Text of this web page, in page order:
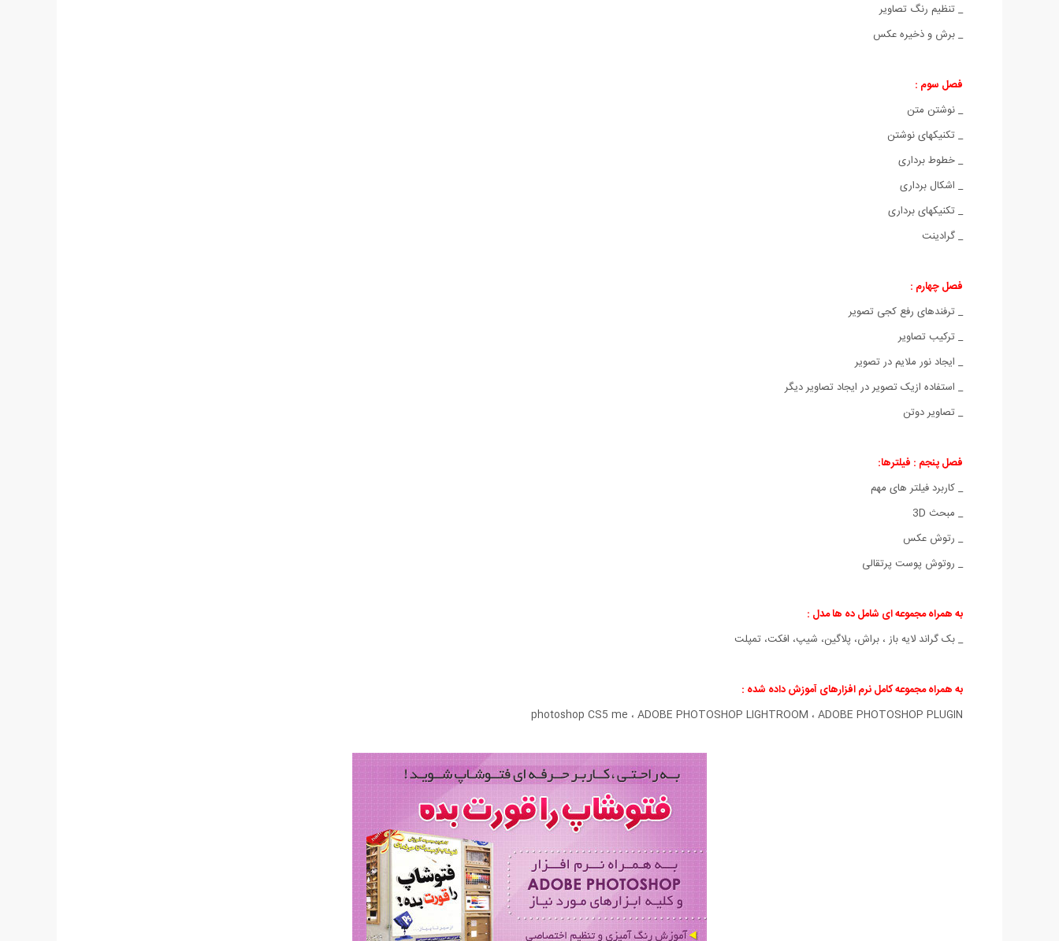
_ تنظیم رنگ تصاویر
_ برش و ذخیره عکس
فصل سوم :
_ نوشتن متن
_ تکنیکهای نوشتن
_ خطوط برداری
_ اشکال برداری
_ تکنیکهای برداری
_ گرادینت
فصل چهارم :
_ ترفندهای رفع کجی تصویر
_ ترکیب تصاویر
_ ایجاد نور ملایم در تصویر
_ استفاده ازیک تصویر در ایجاد تصاویر دیگر
_ تصاویر دوتن
فصل پنجم : فیلترها:
_ کاربرد فیلتر های مهم
_ مبحث 3D
_ رتوش عکس
_ روتوش پوست پرتقالی
به همراه مجموعه ای شامل ده ها مدل :
_ بک گراند لایه باز ، براش، پلاگین، شیپ، افکت، تمپلت
به همراه مجموعه کامل نرم افزارهای آموزش داده شده :
photoshop CS5 me ، ADOBE PHOTOSHOP LIGHTROOM ، ADOBE PHOTOSHOP PLUGIN